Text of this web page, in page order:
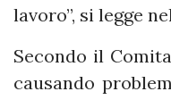
lavoro”, si legge
Secondo il
causando